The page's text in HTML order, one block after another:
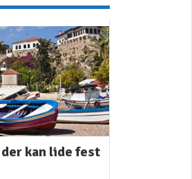
kan lide fest